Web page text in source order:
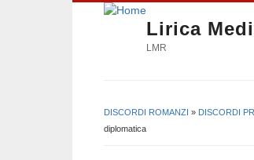
Lirica
LMR
Tu sei qui
DISCORDI ROMANZI » DISCORDI
diplomatica